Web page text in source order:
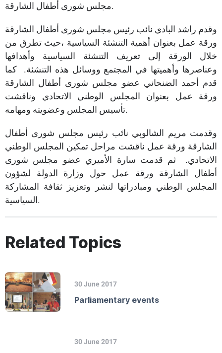
مجلس شورى أطفال الشارقة.
وقدم راشد البادي نائب رئيس مجلس شورى أطفال الشارقة
ورقة عمل بعنوان أهمية التنشئة السياسية ،حيث تطرق من
خلال الورقة إلى تعريف التنشئة السياسية وأهدافها
وعناصرها وأهميتها في المجتمع ووسائل هذه التنشئة. كما
قدم أحمد الضنحاني عضو مجلس شورى أطفال الشارقة
ورقة عمل بعنوان المجلس الوطني الاتحادي وناقشت
تأسيس المجلس وعضويته ومهامه.
وقدمت مريم الشالوبي نائب رئيس مجلس شورى أطفال
الشارقة ورقة عمل ناقشت مراحل تمكين المجلس الوطني
الاتحادي. ثم قدمت سارة الأميري عضو مجلس شورى
أطفال الشارقة ورقة عمل حول وزارة الدولة لشؤون
المجلس الوطني ومبادراتها لنشر وتعزيز ثقافة المشاركة
السياسية.​
Related Topics
30 June 2017
Parliamentary events
30 June 2017